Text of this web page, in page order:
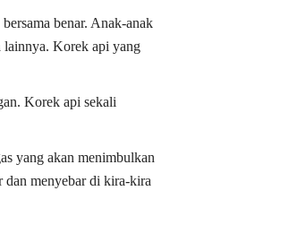
benar. Anak-anak
lainnya. Korek api yang
Korek api sekali
yang akan menimbulkan
dan menyebar di kira-kira